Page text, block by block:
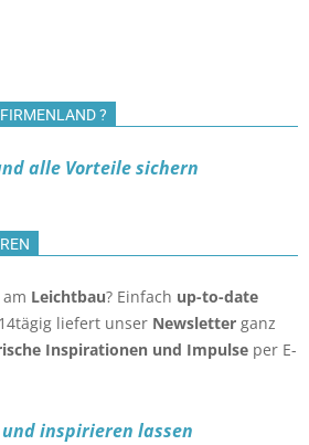
?
alle Vorteile sichern
Leichtbau? Einfach up-to-date
liefert unser Newsletter ganz
Inspirationen und Impulse per E-
und inspirieren lassen